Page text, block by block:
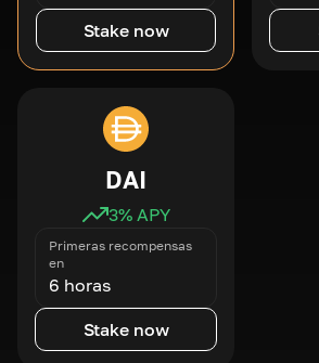
Stake now
DAI
3% APY
Primeras recompensas
en
6 horas
Stake now